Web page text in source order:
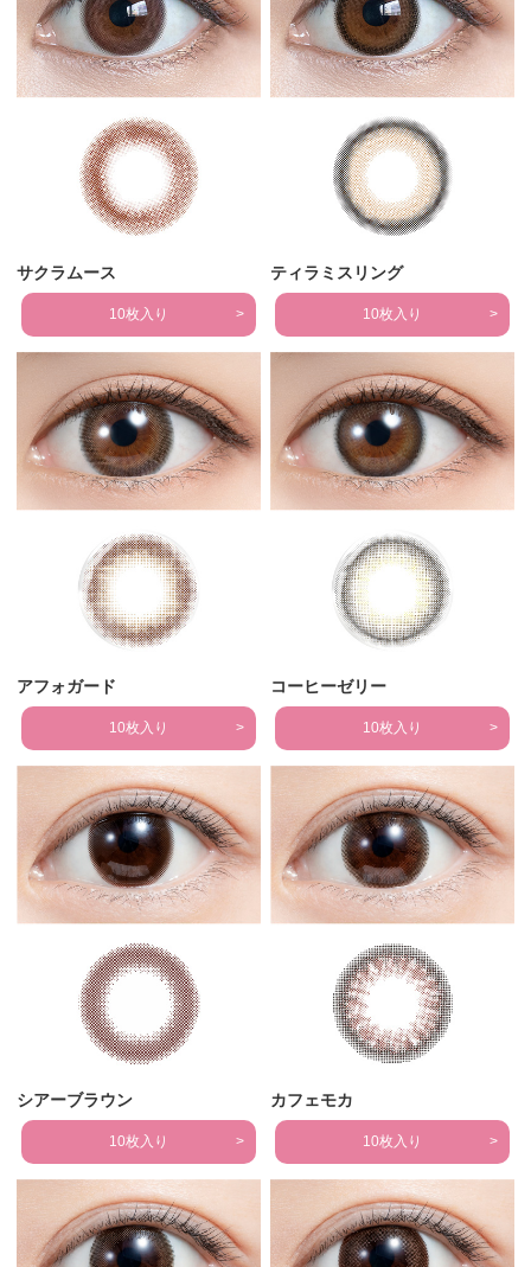
サクラムース
10枚入り
ティラミスリング
10枚入り
アフォガード
10枚入り
コーヒーゼリー
10枚入り
シアーブラウン
10枚入り
カフェモカ
10枚入り